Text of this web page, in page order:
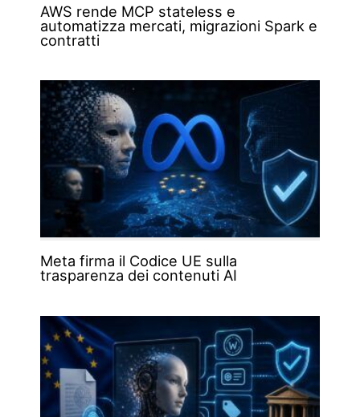
AWS rende MCP stateless e
automatizza mercati, migrazioni Spark e
contratti
Meta firma il Codice UE sulla
trasparenza dei contenuti AI